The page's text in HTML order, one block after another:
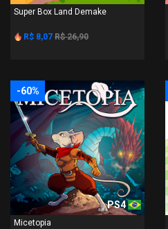
Super Box Land Demake
R$ 8,07 R$ 26,90
-60%
PS4
Micetopia